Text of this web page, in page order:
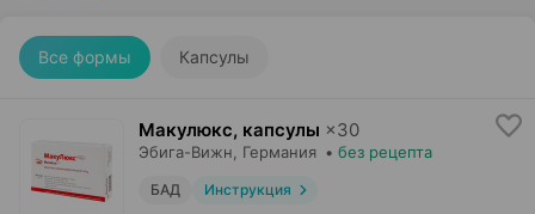
Все формы Капсулы
Макулюкс, капсулы ×30
Эбига-Вижн , Германия • без рецепта
БАД Инструкция